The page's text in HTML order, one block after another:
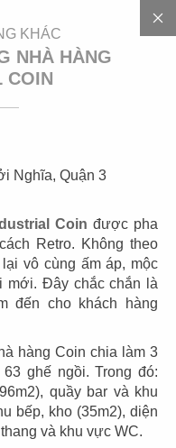
KHÁC
NHÀ HÀNG
COIN
Nghĩa, Quận 3
Coin được pha
Retro. Không theo
vô cùng ấm áp, mộc
mới. Đây chắc chắn là
đến cho khách hàng
hàng Coin chia làm 3
ghế ngồi. Trong đó:
quầy bar và khu
bếp, kho (35m2), diện
và khu vực WC.
tư kinh doanh vào lĩnh
tìm kiếm được một
chuyên nghiệp, giàu
mảnh đất “vàng”